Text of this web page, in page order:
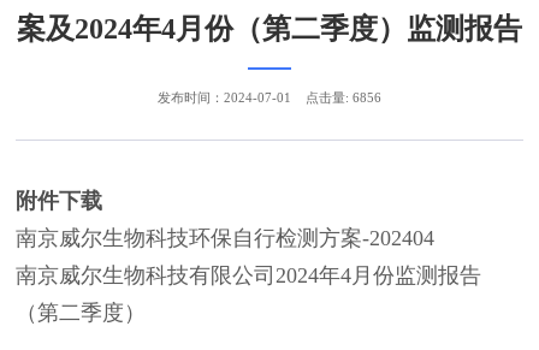
案及2024年4月份（第二季度）监测报告
附件下载
南京威尔生物科技环保自行检测方案-202404
南京威尔生物科技有限公司2024年4月份监测报告
（第二季度）